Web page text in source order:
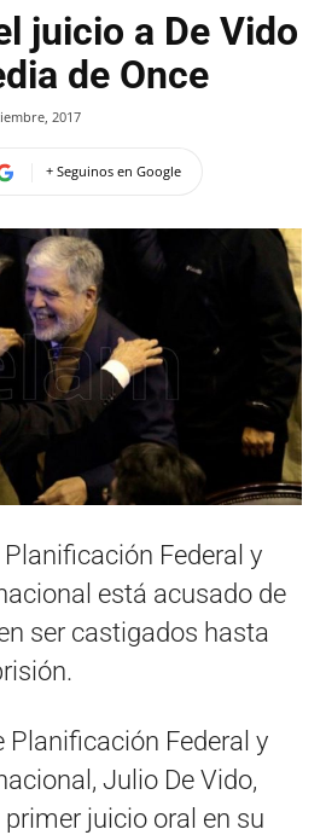
juicio a De Vido
de Once
2017
+ Seguinos en Google
Federal y
está acusado de
ser castigados hasta
Planificación Federal y
Julio De Vido,
juicio oral en su